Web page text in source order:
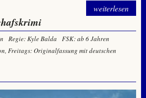
weiterlesen
Regie: Kyle Balda
FSK: ab 6 Jahren
Freitags: Originalfassung mit deutschen